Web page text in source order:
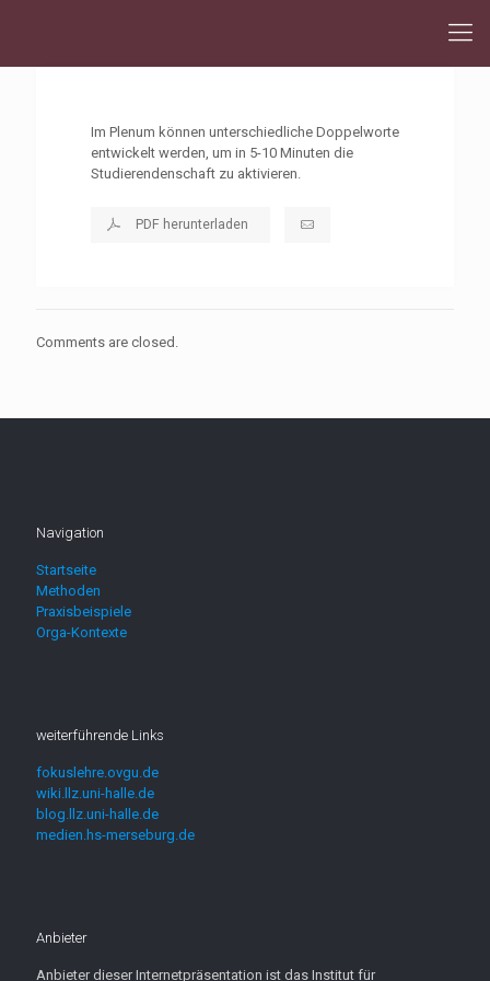
Im Plenum können unterschiedliche Doppelworte
entwickelt werden, um in 5-10 Minuten die
Studierendenschaft zu aktivieren.
PDF herunterladen
Comments are closed.
Navigation
Startseite
Methoden
Praxisbeispiele
Orga-Kontexte
weiterführende Links
fokuslehre.ovgu.de
wiki.llz.uni-halle.de
blog.llz.uni-halle.de
medien.hs-merseburg.de
Anbieter
Anbieter dieser Internetpräsentation ist das Institut für